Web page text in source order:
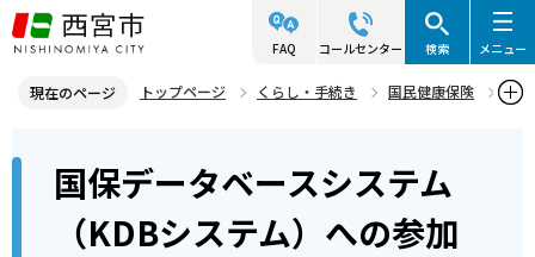
こ
の
ジ
FAQ コールセンター 検索 メニュー
現在のページ トップページ くらし・手続き
国民健康保険
国保データベースシステム（KDBシステム）への参加と情報の取扱い
について
国保データベースシステム
（KDBシステム）への参加